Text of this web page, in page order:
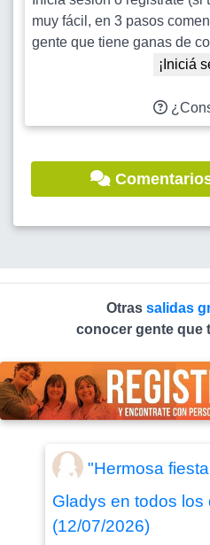
muy fácil, en 3 pasos
gente que tiene ganas de
¡Iniciá
Otras salidas
conocer gente que
"Hermosa
Gladys en todos los
(12/07/2026)